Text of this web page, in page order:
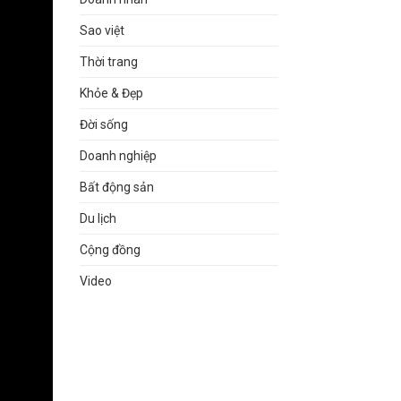
Sao việt
Thời trang
Khỏe & Đẹp
Đời sống
Doanh nghiệp
Bất động sản
Du lịch
Cộng đồng
Video